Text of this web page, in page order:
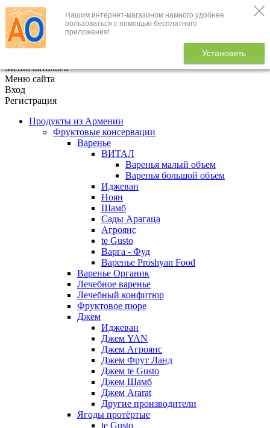
Нашим интернет-магазином намного удобнее
пользоваться с помощью бесплатного
приложения!
Установить
+7 (495) 646-888-1
В корзине
Меню каталога
Меню сайта
Вход
Регистрация
Продукты из Армении
Фруктовые консервации
Варенье
ВИТАЛ
Варенья малый объем
Варенья большой объем
Иджеван
Ноян
Шамб
Сады Арагаца
Агроянс
te Gusto
Варга - Фуд
Варенье Proshyan Food
Варенье Органик
Лечебное варенье
Лечебный конфитюр
Фруктовое пюре
Джем
Иджеван
Джем YAN
Джем Агроянс
Джем Фрут Ланд
Джем te Gusto
Джем Шамб
Джем Ararat
Другие производители
Ягоды протёртые
te Gusto